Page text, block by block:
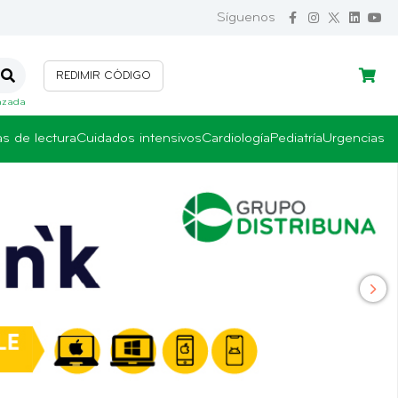
Síguenos
REDIMIR CÓDIGO
de lecturaCuidados intensivosCardiologíaPediatríaUrgencias
›